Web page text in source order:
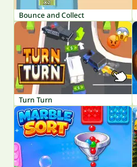
Bounce and Collect
Turn Turn